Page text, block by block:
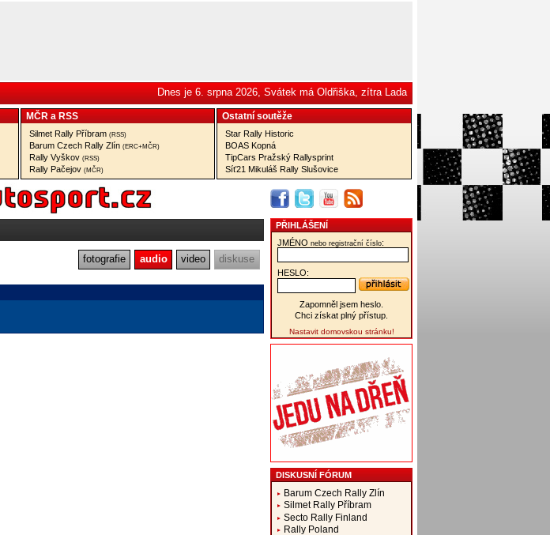
Dnes je 6. srpna 2026, Svátek má Oldřiška, zítra Lada
MČR a RSS
Silmet Rally Příbram (RSS)
Barum Czech Rally Zlín (ERC+MČR)
Rally Vyškov (RSS)
Rally Pačejov (MČR)
Ostatní­ soutěže
Star Rally Historic
BOAS Kopná
TipCars Pražský Rallysprint
Síť21 Mikuláš Rally Slušovice
fotografie audio video diskuse
PŘIHLÁŠENÍ
JMÉNO nebo registrační číslo:
HESLO:
Zapomněl jsem heslo.
Chci získat plný přístup.
Nastavit domovskou stránku!
DISKUSNÍ FÓRUM
Barum Czech Rally Zlín
Silmet Rally Příbram
Secto Rally Finland
Rally Poland